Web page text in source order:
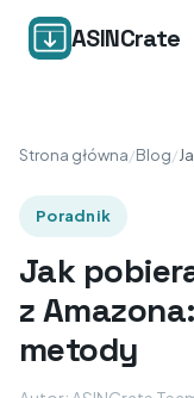
ASINCrate
Strona główna/Blog/
Poradnik
Jak
z
metody